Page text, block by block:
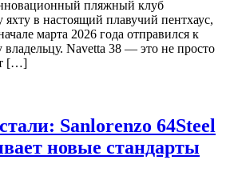
пляжный клуб
яхту в настоящий плавучий пентхаус,
марта 2026 года отправился к
владельцу. Navetta 38 — это не просто
[…]
Sanlorenzo 64Steel
новые стандарты